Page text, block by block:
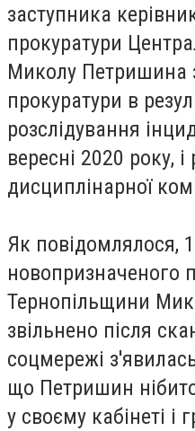
заступника
прокуратури
Миколу Петришина
прокуратури в
розслідування
вересні 2020 року,
дисциплінарної
Як повідомлялося,
новопризначеного
Тернопільщини
звільнено після
соцмережі
що Петришин
у своєму кабінеті і